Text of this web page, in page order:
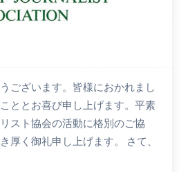
ございます。皆様におかれまし
ととお喜び申し上げます。平素
スト協会の活動に格別のご協
厚く御礼申し上げます。 さて、